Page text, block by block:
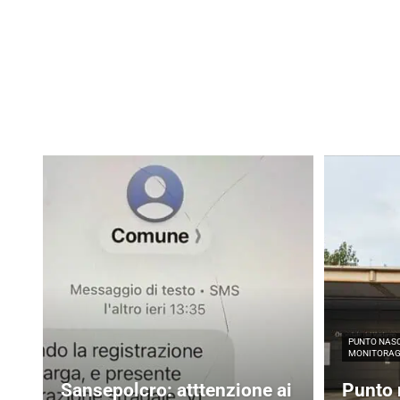
Sansepolcro: atttenzione ai
PUNTO
Punto